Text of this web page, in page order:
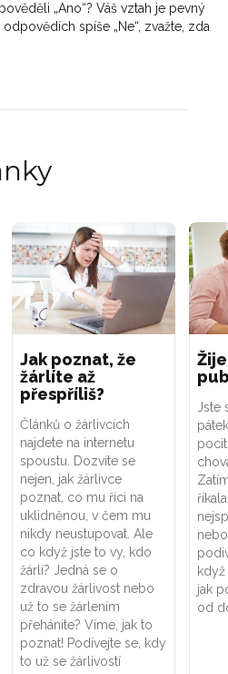
„Ano“? Váš vztah je pevný
spíše „Ne“, zvažte, zda
Jak poznat, že
žárlíte až
přespříliš?
Článků o žárlivcích
najdete na internetu
spoustu. Dozvíte se
nejen, jak žárlivce
poznat, co mu říci na
uklidněnou, v čem mu
nikdy neustupovat. Ale
co když jste to vy, kdo
žárlí? Jedná se o
zdravou žárlivost nebo
už to se žárlením
přeháníte? Víme, jak to
poznat! Podívejte se, kdy
to už se žárlivostí
Jste
když
jak
od